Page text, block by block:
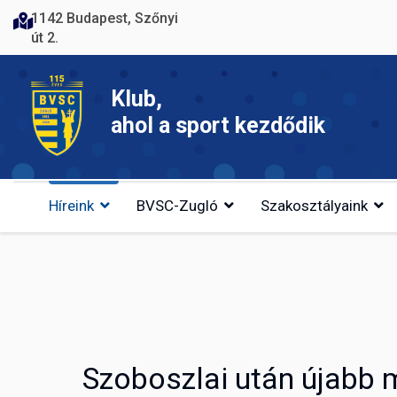
1142 Budapest, Szőnyi
út 2.
Klub,
ahol a sport kezdődik
Híreink BVSC-Zugló Szakosztályaink
Szoboszlai után újabb